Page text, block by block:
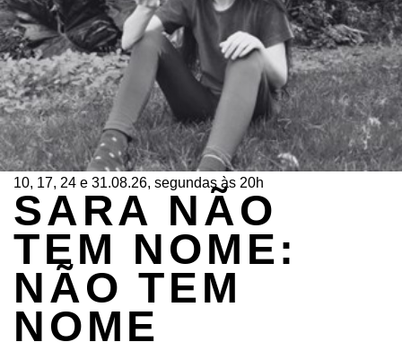
10, 17, 24 e 31.08.26, segundas às 20h
SARA NÃO
TEM NOME:
NÃO TEM
NOME